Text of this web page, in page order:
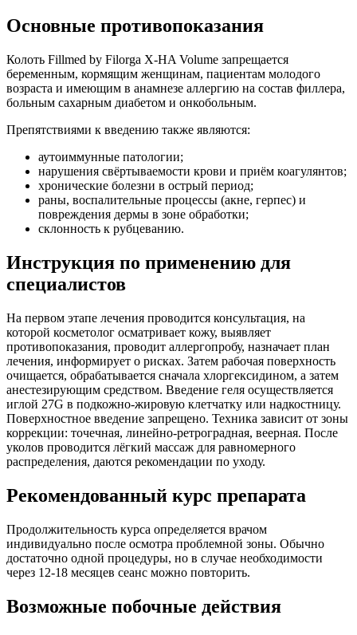
Основные противопоказания
Колоть Fillmed by Filorga X-HA Volume запрещается
беременным, кормящим женщинам, пациентам молодого
возраста и имеющим в анамнезе аллергию на состав филлера,
больным сахарным диабетом и онкобольным.
Препятствиями к введению также являются:
аутоиммунные патологии;
нарушения свёртываемости крови и приём коагулянтов;
хронические болезни в острый период;
раны, воспалительные процессы (акне, герпес) и
повреждения дермы в зоне обработки;
склонность к рубцеванию.
Инструкция по применению для
специалистов
На первом этапе лечения проводится консультация, на
которой косметолог осматривает кожу, выявляет
противопоказания, проводит аллергопробу, назначает план
лечения, информирует о рисках. Затем рабочая поверхность
очищается, обрабатывается сначала хлоргексидином, а затем
анестезирующим средством. Введение геля осуществляется
иглой 27G в подкожно-жировую клетчатку или надкостницу.
Поверхностное введение запрещено. Техника зависит от зоны
коррекции: точечная, линейно-ретроградная, веерная. После
уколов проводится лёгкий массаж для равномерного
распределения, даются рекомендации по уходу.
Рекомендованный курс препарата
Продолжительность курса определяется врачом
индивидуально после осмотра проблемной зоны. Обычно
достаточно одной процедуры, но в случае необходимости
через 12-18 месяцев сеанс можно повторить.
Возможные побочные действия